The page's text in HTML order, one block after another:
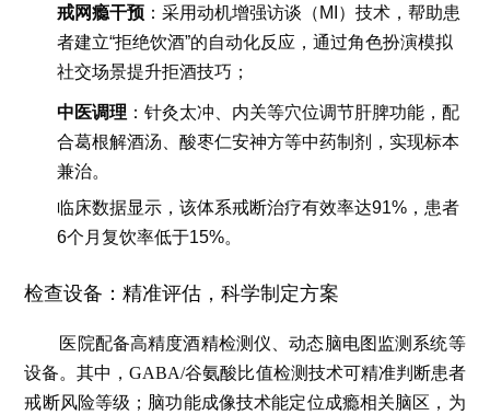
戒网瘾干预 ：采用动机增强访谈（MI）技术，帮助患
者建立“拒绝饮酒”的自动化反应，通过角色扮演模拟
社交场景提升拒酒技巧；
中医调理 ：针灸太冲、内关等穴位调节肝脾功能，配
合葛根解酒汤、酸枣仁安神方等中药制剂，实现标本
兼治。
临床数据显示，该体系戒断治疗有效率达91%，患者
6个月复饮率低于15%。
检查设备：精准评估，科学制定方案
医院配备高精度酒精检测仪、动态脑电图监测系统等
设备。其中，GABA/谷氨酸比值检测技术可精准判断患者
戒断风险等级；脑功能成像技术能定位成瘾相关脑区，为